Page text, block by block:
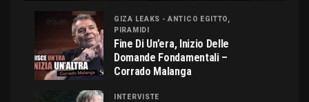
GIZA LEAKS - ANTICO EGITTO,
PIRAMIDI
Fine Di Un’era, Inizio Delle
Domande Fondamentali –
Corrado Malanga
INTERVISTE